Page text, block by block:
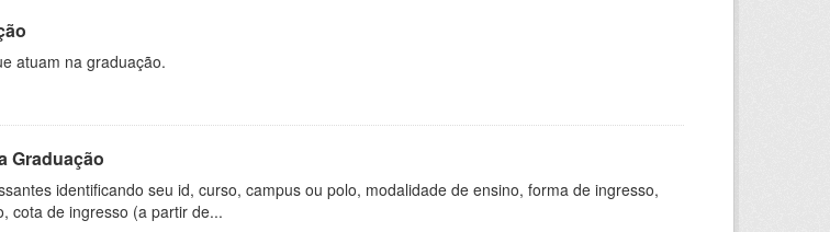
atuam na graduação.
Graduação
identificando seu id, curso, campus ou polo, modalidade de ensino, forma de ingresso,
cota de ingresso (a partir de...